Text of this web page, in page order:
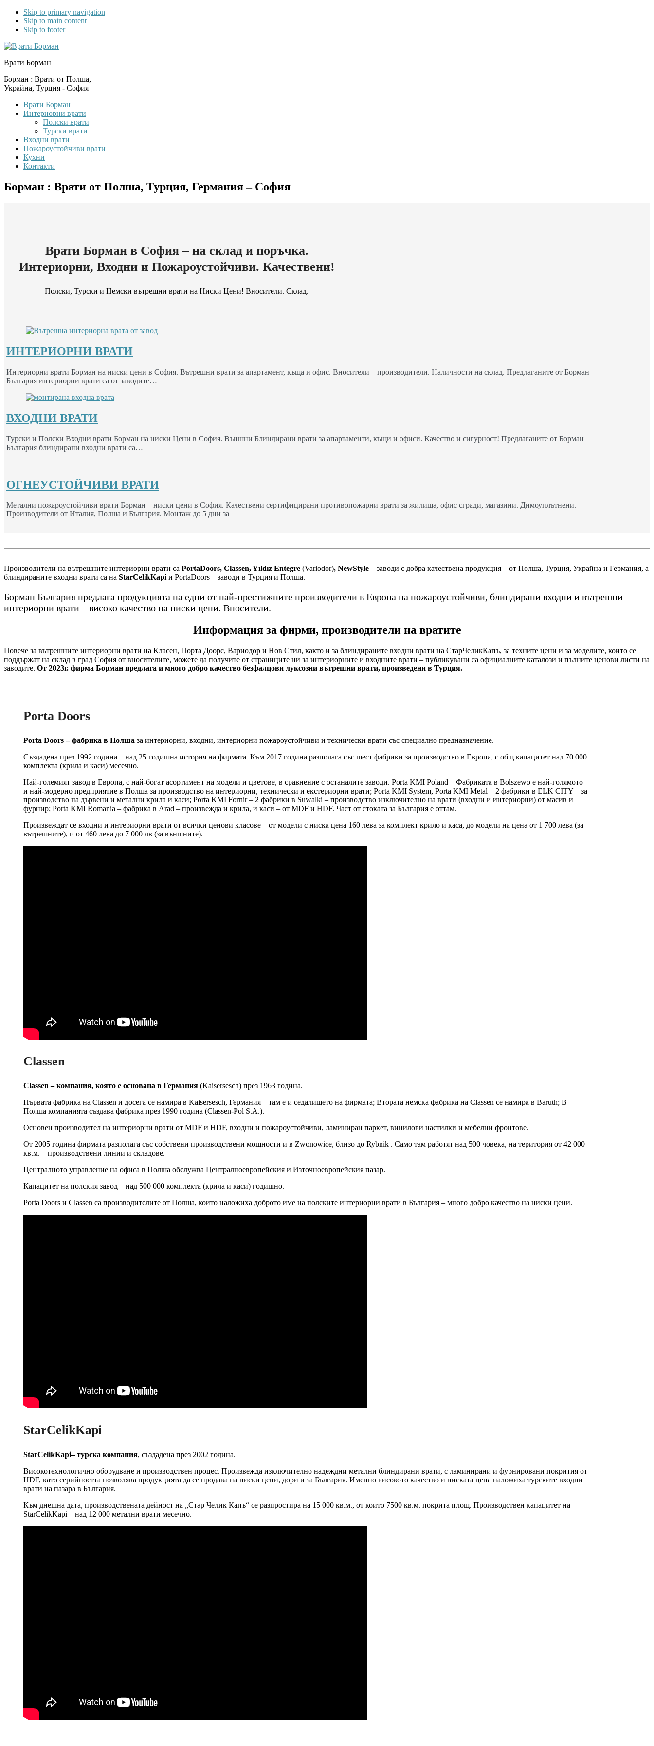
Skip to primary navigation
Skip to main content
Skip to footer
Врати Борман
Борман : Врати от Полша,
Украйна, Турция - София
Врати Борман
Интериорни врати
Полски врати
Турски врати
Входни врати
Пожароустойчиви врати
Кухни
Контакти
Борман : Врати от Полша, Турция, Германия – София
Врати Борман в София – на склад и поръчка.
Интериорни, Входни и Пожароустойчиви. Качествени!
Полски, Турски и Немски вътрешни врати на Ниски Цени! Вносители. Склад.
ИНТЕРИОРНИ ВРАТИ
Интериорни врати Борман на ниски цени в София. Вътрешни врати за апартамент, къща и офис. Вносители – производители. Наличности на склад. Предлаганите от Борман
България интериорни врати са от заводите…
ВХОДНИ ВРАТИ
Турски и Полски Входни врати Борман на ниски Цени в София. Външни Блиндирани врати за апартаменти, къщи и офиси. Качество и сигурност! Предлаганите от Борман
България блиндирани входни врати са…
ОГНЕУСТОЙЧИВИ ВРАТИ
Метални пожароустойчиви врати Борман – ниски цени в София. Качествени сертифицирани противопожарни врати за жилища, офис сгради, магазини. Димоуплътнени.
Производители от Италия, Полша и България. Монтаж до 5 дни за
Производители на вътрешните интериорни врати са PortaDoors, Classen, Yıldız Entegre (Variodor), NewStyle – заводи с добра качествена продукция – от Полша, Турция, Украйна и Германия, а
блиндираните входни врати са на StarCelikKapiи PortaDoors – заводи в Турция и Полша.
Борман България предлага продукцията на едни от най-престижните производители в Европа на пожароустойчиви, блиндирани входни и вътрешни
интериорни врати – високо качество на ниски цени. Вносители.
Информация за фирми, производители на вратите
Повече за вътрешните интериорни врати на Класен, Порта Доорс, Вариодор и Нов Стил, както и за блиндираните входни врати на СтарЧеликКапъ, за техните цени и за моделите, които се
поддържат на склад в град София от вносителите, можете да получите от страниците ни за интериорните и входните врати – публикувани са официалните каталози и пълните ценови листи на
заводите. От 2023г. фирма Борман предлага и много добро качество безфалцови луксозни вътрешни врати, произведени в Турция.
Porta Doors
Porta Doors – фабрика в Полша за интериорни, входни, интериорни пожароустойчиви и технически врати със специално предназначение.
Създадена през 1992 година – над 25 годишна история на фирмата. Към 2017 година разполага със шест фабрики за производство в Европа, с общ капацитет над 70 000
комплекта (крила и каси) месечно.
Най-големият завод в Европа, с най-богат асортимент на модели и цветове, в сравнение с останалите заводи. Porta KMI Poland – Фабриката в Bolszewo е най-голямото
и най-модерно предприятие в Полша за производство на интериорни, технически и екстериорни врати; Porta KMI System, Porta KMI Metal – 2 фабрики в ELK CITY – за
производство на дървени и метални крила и каси; Porta KMI Fornir – 2 фабрики в Suwalki – производство изключително на врати (входни и интериорни) от масив и
фурнир; Porta KMI Romania – фабрика в Arad – произвежда и крила, и каси – от MDF и HDF. Част от стоката за България е оттам.
Произвеждат се входни и интериорни врати от всички ценови класове – от модели с ниска цена 160 лева за комплект крило и каса, до модели на цена от 1 700 лева (за
вътрешните), и от 460 лева до 7 000 лв (за външните).
Classen
Classen – компания, която е основана в Германия(Kaisersesch) през 1963 година.
Първата фабрика на Classen и досега се намира в Kaisersesch, Германия – там е и седалището на фирмата; Втората немска фабрика на Classen се намира в Baruth; В
Полша компанията създава фабрика през 1990 година (Classen-Pol S.A.).
Основен производител на интериорни врати от MDF и HDF, входни и пожароустойчиви, ламиниран паркет, винилови настилки и мебелни фронтове.
От 2005 година фирмата разполага със собствени производствени мощности и в Zwonowice, близо до Rybnik . Само там работят над 500 човека, на територия от 42 000
кв.м. – производствени линии и складове.
Централното управление на офиса в Полша обслужва Централноевропейския и Източноевропейския пазар.
Капацитет на полския завод – над 500 000 комплекта (крила и каси) годишно.
Porta Doors и Classen са производителите от Полша, които наложиха доброто име на полските интериорни врати в България – много добро качество на ниски цени.
StarCelikKapi
StarCelikKapi– турска компания, създадена през 2002 година.
Високотехнологично оборудване и производствен процес. Произвежда изключително надеждни метални блиндирани врати, с ламинирани и фурнировани покрития от
HDF, като серийността позволява продукцията да се продава на ниски цени, дори и за България. Именно високото качество и ниската цена наложиха турските входни
врати на пазара в България.
Към днешна дата, производствената дейност на „Стар Челик Капъ“ се разпростира на 15 000 кв.м., от които 7500 кв.м. покрита площ. Производствен капацитет на
StarCelikKapi – над 12 000 метални врати месечно.